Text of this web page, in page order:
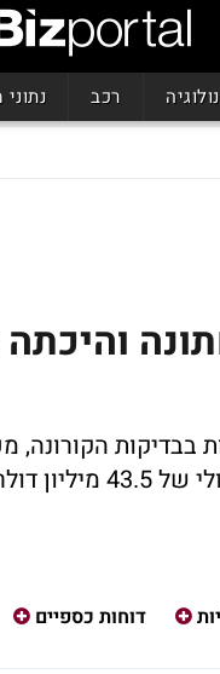
רכב
ירידה במכירות בבדיקות
דוחות כספיים